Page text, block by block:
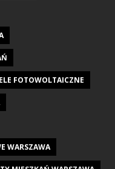
FOTOWOLTAICZNE
WARSZAWA